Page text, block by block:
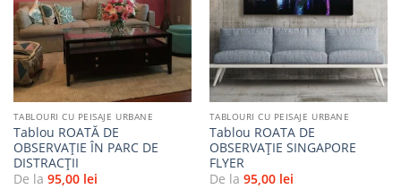
favorite
TABLOURI CU PEISAJE URBANE
Tablou ROATĂ DE
OBSERVAȚIE ÎN PARC DE
DISTRACȚII
De la 95,00 lei
favorite
TABLOURI CU PEISAJE URBANE
Tablou ROATA DE
OBSERVAȚIE SINGAPORE
FLYER
De la 95,00 lei